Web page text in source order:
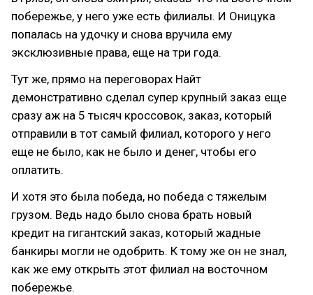
побережье, у него уже есть филиалы. И Оницука
попалась на удочку и снова вручила ему
эксклюзивные права, еще на три года.
Тут же, прямо на переговорах Найт
демонстративно сделал супер крупный заказ еще
сразу аж на 5 тысяч кроссовок, заказ, который
отправили в тот самый филиал, которого у него
еще не было, как не было и денег, чтобы его
оплатить.
И хотя это была победа, но победа с тяжелым
грузом. Ведь надо было снова брать новый
кредит на гигантский заказ, который жадные
банкиры могли не одобрить. К тому же он не знал,
как же ему открыть этот филиал на восточном
побережье.